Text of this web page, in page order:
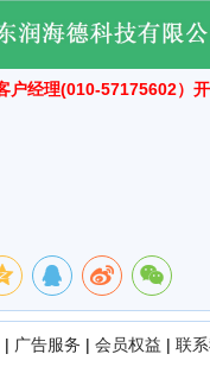
户经理(010-57175602）
| 广告服务 | 会员权益 | 联